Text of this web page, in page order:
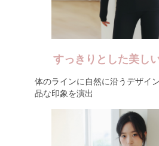
すっきりとした美し
体のラインに自然に沿うデザイ
品な印象を演出